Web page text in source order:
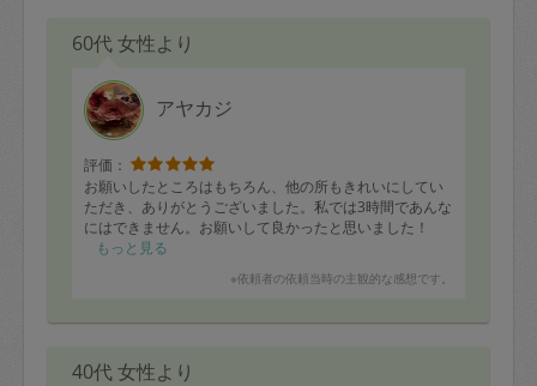
60代 女性より
アヤカジ
評価：
お願いしたところはもちろん、他の所もきれいにしてい
ただき、ありがとうございました。私では3時間であんな
にはできません。お願いして良かったと思いました！
もっと見る
※依頼者の依頼当時の主観的な感想です。
40代 女性より